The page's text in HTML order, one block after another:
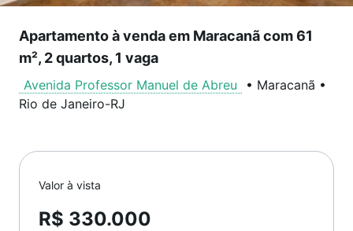
Apartamento à venda em Maracanã com 61
m², 2 quartos, 1 vaga
Avenida Professor Manuel de Abreu • Maracanã •
Rio de Janeiro-RJ
Valor à vista
R$ 330.000